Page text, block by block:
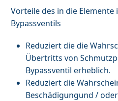
Vorteile des in die
Bypassventils
Reduziert die die
Übertritts von
Bypassventil erheblich.
Reduziert die
Beschädigungund /